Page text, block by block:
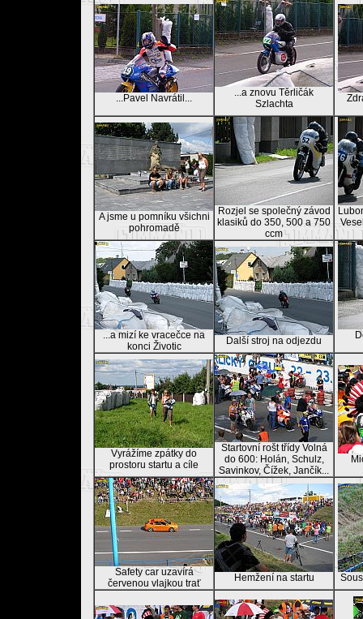
...Pavel Navrátil...
...a znovu Těrličák
Szlachta
A jsme u pomníku všichni
pohromadě
Rozjel se společný závod
klasiků do 350, 500 a 750
ccm
...a mizí ke vracečce na
konci Životic
Další stroj na odjezdu
Vyrážíme zpátky do
prostoru startu a cíle
Startovní rošt třídy Volná
do 600: Holán, Schulz,
Savinkov, Čížek, Jančík...
Safety car uzavírá
červenou vlajkou trať
Hemžení na startu